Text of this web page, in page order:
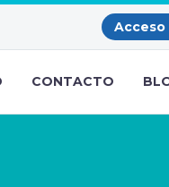
Acceso
CONTACTO